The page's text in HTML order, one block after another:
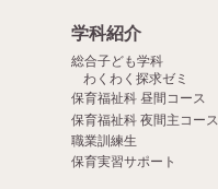
学科紹介
総合子ども学科
わくわく探求ゼミ
保育福祉科 昼間コース
保育福祉科 夜間主コース
職業訓練生
保育実習サポート